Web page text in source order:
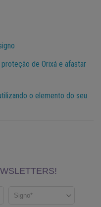
de Orixá e afastar
o elemento do seu